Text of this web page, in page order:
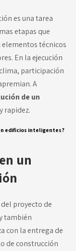
es una tarea
etapas que
elementos técnicos
En la ejecución
participación
A
de un
rapidez.
edificios inteligentes?
un
del proyecto de
también
con la entrega de
de construcción